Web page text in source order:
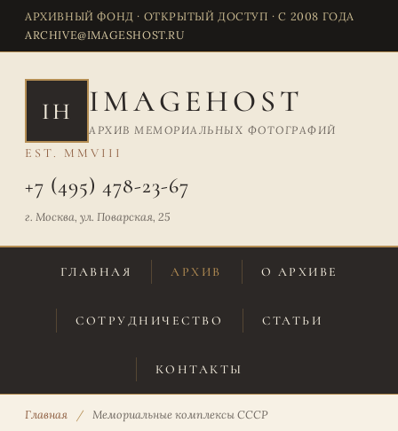
АРХИВНЫЙ ФОНД · ОТКРЫТЫЙ ДОСТУП · С 2008 ГОДА
ARCHIVE@IMAGESHOST.RU
IH IMAGEHOST
АРХИВ МЕМОРИАЛЬНЫХ ФОТОГРАФИЙ
EST. MMVIII
+7 (495) 478-23-67
г. Москва, ул. Поварская, 25
ГЛАВНАЯ АРХИВ О АРХИВЕ
СОТРУДНИЧЕСТВО СТАТЬИ
КОНТАКТЫ
Главная / Мемориальные комплексы СССР